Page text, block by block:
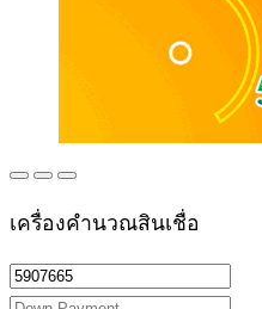
เครื่องคำนวณสินเชื่อ